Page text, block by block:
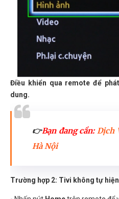
Điều khiển qua remote để
dung.
👉Bạn đang cần: Dịch
Hà Nội
Trường hợp 2: Tivi không tự